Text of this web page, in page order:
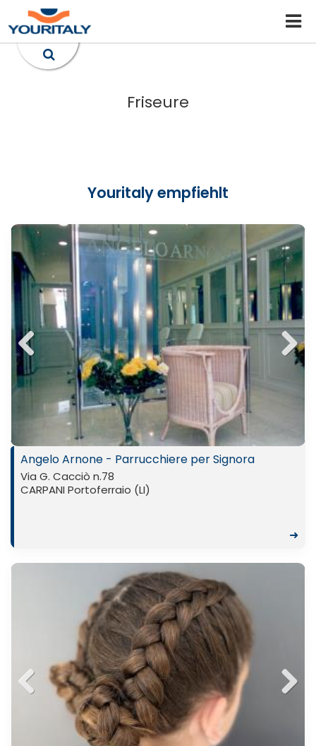
Friseure
Youritaly empfiehlt
Previ
ous
Angelo Arnone - Parrucchiere per Signora
Via G. Cacciò n.78
CARPANI Portoferraio (LI)
➜